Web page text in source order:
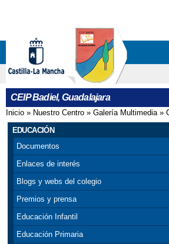
CEIP Badiel, Guadalajara
Se encuentra usted
Inicio » Nuestro Centro » Galería Multimedia»
EDUCACIÓN
Documentos
Enlaces de interés
Blogs y webs del colegio
Premios y prensa
Educación Infantil
Educación Primaria